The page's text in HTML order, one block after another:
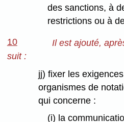
des sanctions, à
restrictions ou à
10
Il est ajouté,
suit :
jj) fixer les
organismes de
qui concerne :
(i) la